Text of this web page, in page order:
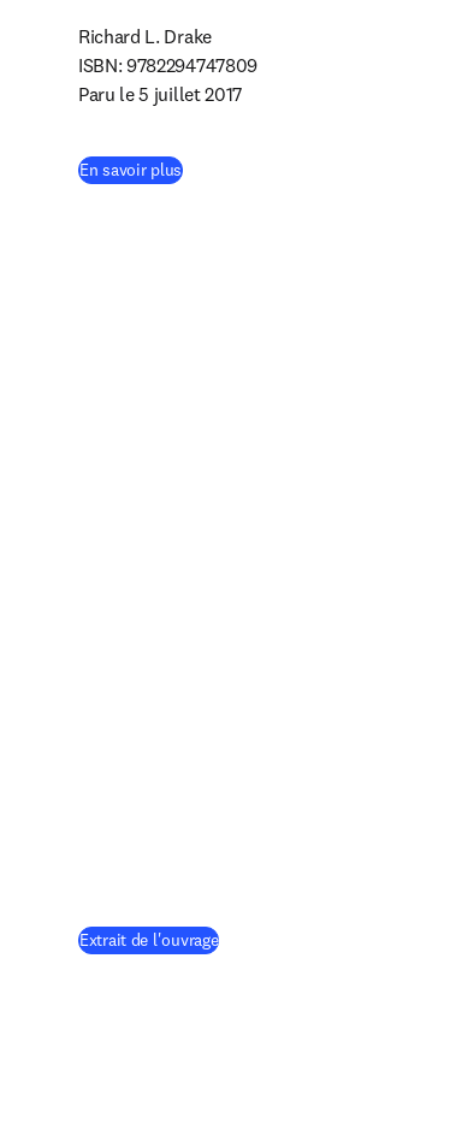
Richard L. Drake
ISBN: 9782294747809
Paru le 5 juillet 2017
En savoir plus(
Extrait de l'ouvrage(